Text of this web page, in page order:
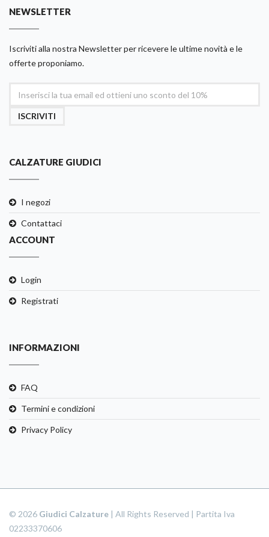
NEWSLETTER
Iscriviti alla nostra Newsletter per ricevere le ultime novità e le
offerte proponiamo.
ISCRIVITI
CALZATURE GIUDICI
I negozi
Contattaci
ACCOUNT
Login
Registrati
INFORMAZIONI
FAQ
Termini e condizioni
Privacy Policy
© 2026 Giudici Calzature | All Rights Reserved | Partita Iva
02233370606